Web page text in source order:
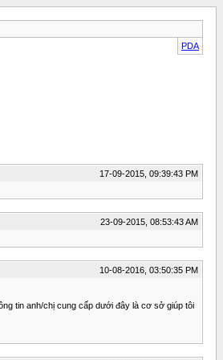
PDA
17-09-2015, 09:39:43 PM
23-09-2015, 08:53:43 AM
10-08-2016, 03:50:35 PM
tin anh/chị cung cấp dưới đây là cơ sở giúp tôi